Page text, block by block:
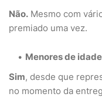
Não. Mesmo com
premiado uma vez.
Menores de
Sim, desde que
no momento da